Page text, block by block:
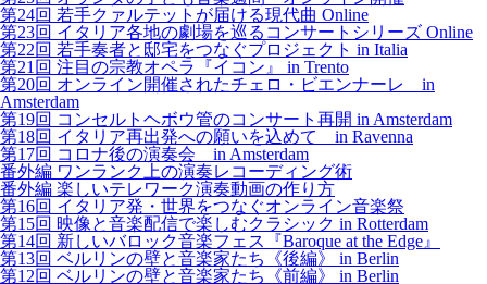
第24回 若手クァルテットが届ける現代曲 Online
第23回 イタリア各地の劇場を巡るコンサートシリーズ Online
第22回 若手奏者と邸宅をつなぐプロジェクト in Italia
第21回 注目の宗教オペラ『イコン』 in Trento
第20回 オンライン開催されたチェロ・ビエンナーレ in
Amsterdam
第19回 コンセルトヘボウ管のコンサート再開 in Amsterdam
第18回 イタリア再出発への願いを込めて in Ravenna
第17回 コロナ後の演奏会 in Amsterdam
番外編 ワンランク上の演奏レコーディング術
番外編 楽しいテレワーク演奏動画の作り方
第16回 イタリア発・世界をつなぐオンライン音楽祭
第15回 映像と音楽配信で楽しむクラシック in Rotterdam
第14回 新しいバロック音楽フェス『Baroque at the Edge』
第13回 ベルリンの壁と音楽家たち《後編》 in Berlin
第12回 ベルリンの壁と音楽家たち《前編》 in Berlin